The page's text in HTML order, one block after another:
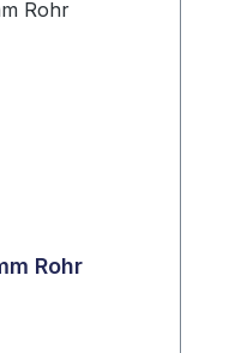
19 mm Rohr